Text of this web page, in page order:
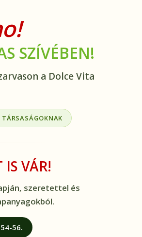
SZÍVÉBEN!
a Dolce Vita
IS VÁR!
szeretettel és
56.